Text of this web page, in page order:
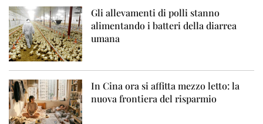
Gli allevamenti di polli stanno
alimentando i batteri della diarrea
umana
In Cina ora si affitta mezzo letto: la
nuova frontiera del risparmio